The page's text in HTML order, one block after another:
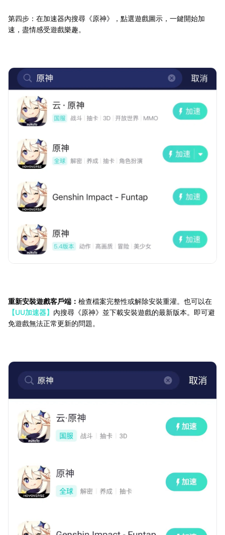
第四步：在加速器內搜尋《原神》，點選遊戲圖示，一鍵開始加
速，盡情感受遊戲樂趣。
重新安裝遊戲客戶端： 檢查檔案完整性或解除安裝重灌。也可以在
【UU加速器】 內搜尋《原神》並下載安裝遊戲的最新版本。即可避
免遊戲無法正常更新的問題。